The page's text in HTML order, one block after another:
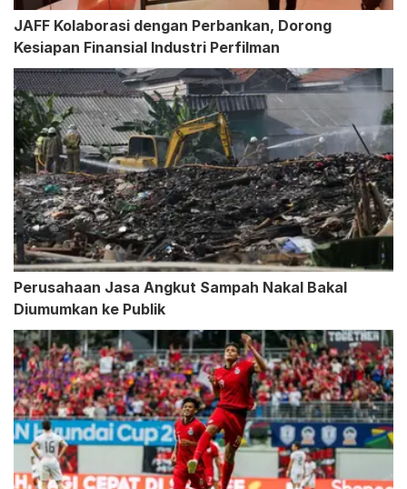
JAFF Kolaborasi dengan Perbankan, Dorong
Kesiapan Finansial Industri Perfilman
Perusahaan Jasa Angkut Sampah Nakal Bakal
Diumumkan ke Publik